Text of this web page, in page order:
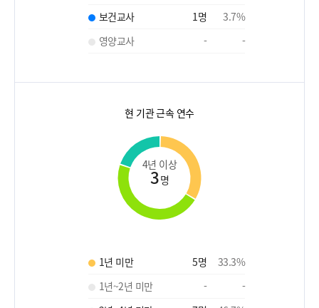
보건교사
1명 3.7%
영양교사
- -
현 기관 근속 연수
4년 이상
3명
1년 미만 5명 33.3%
1년~2년 미만
-
-